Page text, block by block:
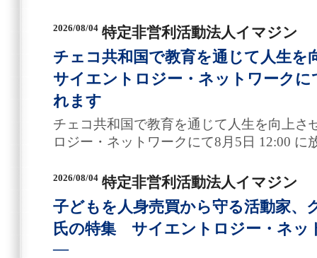
2026/08/04 特定非営利活動法人イマジン
チェコ共和国で教育を通じて人生を
サイエントロジー・ネットワークに
れます
チェコ共和国で教育を通じて人生を向上さ
ロジー・ネットワークにて8月5日 12:00 に
2026/08/04 特定非営利活動法人イマジン
子どもを人身売買から守る活動家、
氏の特集 サイエントロジー・ネッ
―